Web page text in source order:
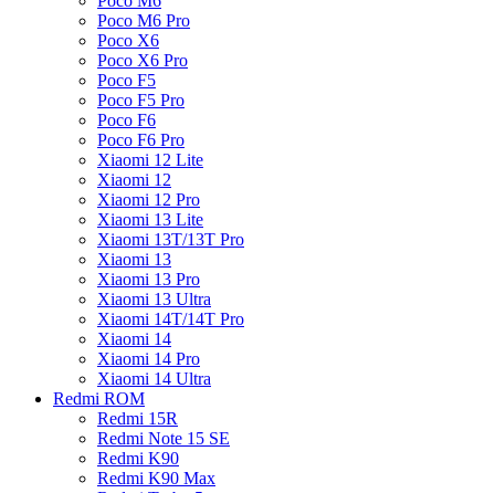
Poco M6 Pro
Poco X6
Poco X6 Pro
Poco F5
Poco F5 Pro
Poco F6
Poco F6 Pro
Xiaomi 12 Lite
Xiaomi 12
Xiaomi 12 Pro
Xiaomi 13 Lite
Xiaomi 13T/13T Pro
Xiaomi 13
Xiaomi 13 Pro
Xiaomi 13 Ultra
Xiaomi 14T/14T Pro
Xiaomi 14
Xiaomi 14 Pro
Xiaomi 14 Ultra
Redmi ROM
Redmi 15R
Redmi Note 15 SE
Redmi K90
Redmi K90 Max